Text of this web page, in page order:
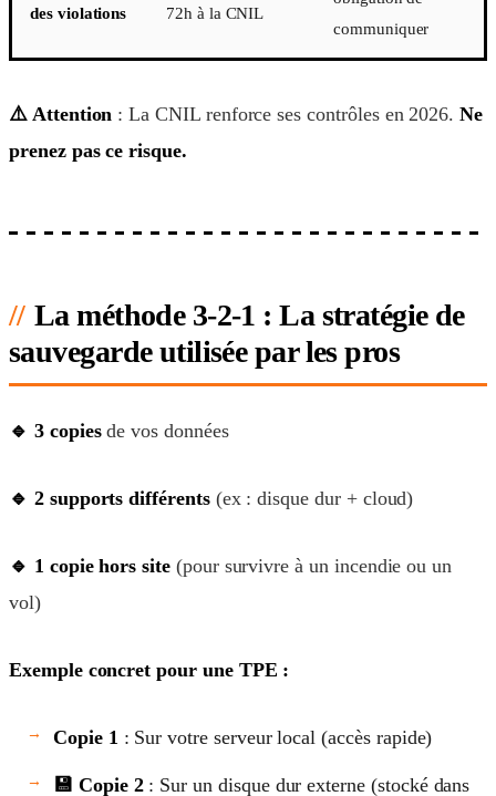
des violations
72h à la CNIL
communiquer
⚠️ Attention : La CNIL renforce ses contrôles en 2026.Ne
prenez pas ce risque.
La méthode 3-2-1 : La stratégie de
sauvegarde utilisée par les pros
🔹 3 copiesde vos données
🔹 2 supports différents(ex : disque dur + cloud)
🔹 1 copie hors site(pour survivre à un incendie ou un
vol)
Exemple concret pour une TPE :
Copie 1 : Sur votre serveur local (accès rapide)
💾 Copie 2: Sur un disque dur externe (stocké dans